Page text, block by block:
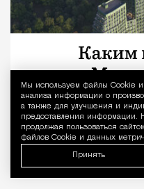
Мы используем файлы Сookie
анализа информации о
а также для улучшения и
предоставления информации.
продолжая пользоваться
файлов Cookie и данных
Принять
Клубный дом «26